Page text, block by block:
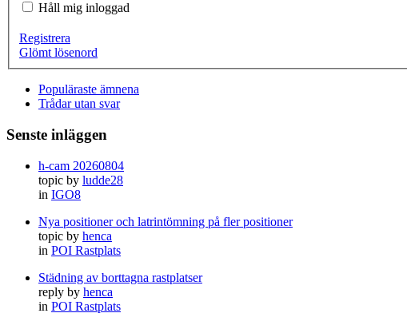
Håll mig inloggad
Registrera
Glömt lösenord
Populäraste ämnena
Trådar utan svar
Senste inläggen
h-cam 20260804
topic by ludde28
in IGO8
Nya positioner och latrintömning på fler positioner
topic by henca
in POI Rastplats
Städning av borttagna rastplatser
reply by henca
in POI Rastplats